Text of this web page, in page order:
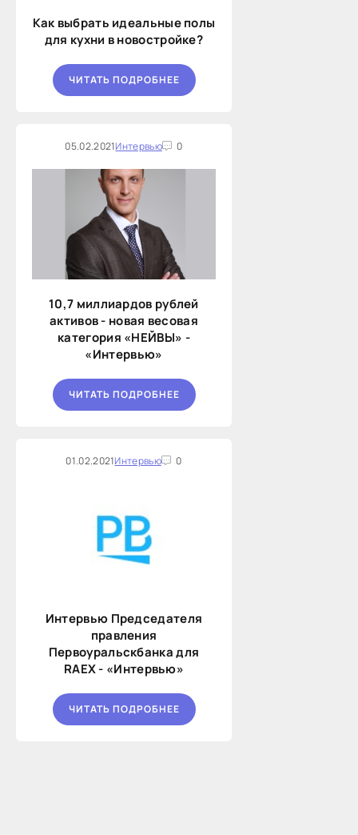
Как выбрать идеальные полы
для кухни в новостройке?
ЧИТАТЬ ПОДРОБНЕЕ
05.02.2021Интервью 0
10,7 миллиардов рублей
активов - новая весовая
категория «НЕЙВЫ» -
«Интервью»
ЧИТАТЬ ПОДРОБНЕЕ
01.02.2021Интервью 0
Интервью Председателя
правления
Первоуральскбанка для
RAEX - «Интервью»
ЧИТАТЬ ПОДРОБНЕЕ